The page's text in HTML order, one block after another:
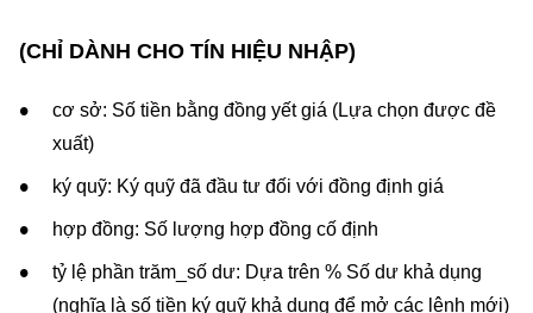
(CHỈ DÀNH CHO TÍN HIỆU NHẬP)
cơ sở: Số tiền bằng đồng yết giá (Lựa chọn được đề
xuất)
ký quỹ: Ký quỹ đã đầu tư đối với đồng định giá
hợp đồng: Số lượng hợp đồng cố định
tỷ lệ phần trăm_số dư: Dựa trên % Số dư khả dụng
(nghĩa là số tiền ký quỹ khả dụng để mở các lệnh mới)